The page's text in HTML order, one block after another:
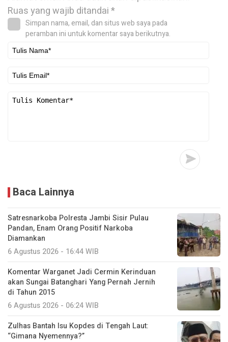
Ruas yang wajib ditandai*
Simpan nama, email, dan situs web saya pada
peramban ini untuk komentar saya berikutnya.
Baca Lainnya
Satresnarkoba Polresta Jambi Sisir Pulau
Pandan, Enam Orang Positif Narkoba
Diamankan
6 Agustus 2026 - 16:44 WIB
Komentar Warganet Jadi Cermin Kerinduan
akan Sungai Batanghari Yang Pernah Jernih
di Tahun 2015
6 Agustus 2026 - 06:24 WIB
Zulhas Bantah Isu Kopdes di Tengah Laut:
“Gimana Nyemennya?”